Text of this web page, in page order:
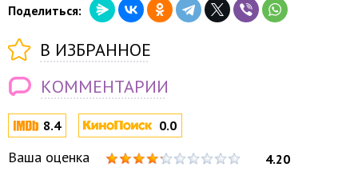
8.4 0.0
Ваша оценка 4.20
Поделиться:
В ИЗБРАННОЕ
КОММЕНТАРИИ